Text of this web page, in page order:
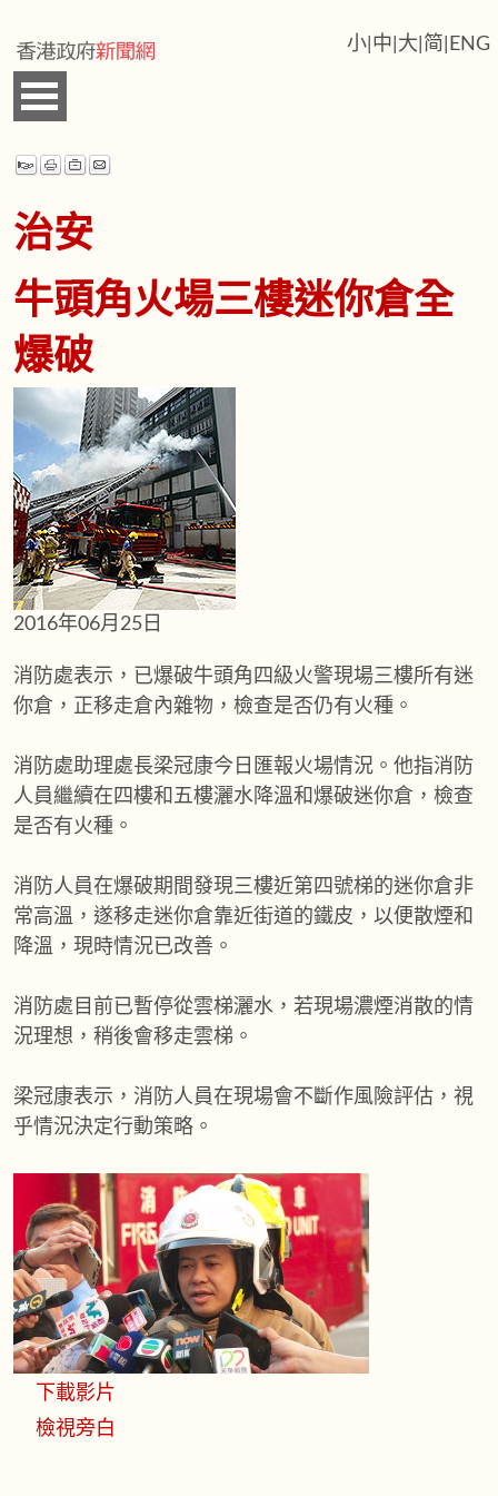
ENG
简
大
中
小
治安
牛頭角火場三樓迷你倉全
爆破
2016年06月25日
消防處表示，已爆破牛頭角四級火警現場三樓所有迷
你倉，正移走倉內雜物，檢查是否仍有火種。
消防處助理處長梁冠康今日匯報火場情況。他指消防
人員繼續在四樓和五樓灑水降溫和爆破迷你倉，檢查
是否有火種。
消防人員在爆破期間發現三樓近第四號梯的迷你倉非
常高溫，遂移走迷你倉靠近街道的鐵皮，以便散煙和
降溫，現時情況已改善。
消防處目前已暫停從雲梯灑水，若現場濃煙消散的情
況理想，稍後會移走雲梯。
梁冠康表示，消防人員在現場會不斷作風險評估，視
乎情況決定行動策略。
下載影片
檢視旁白